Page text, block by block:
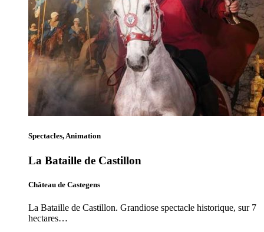
Spectacles, Animation
La Bataille de Castillon
Château de Castegens
La Bataille de Castillon. Grandiose spectacle historique, sur 7
hectares…